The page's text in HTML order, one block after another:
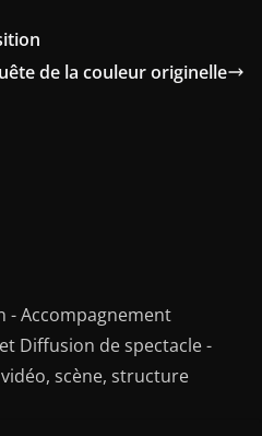
de la couleur originelle
- Accompagnement
Diffusion de spectacle -
scène, structure